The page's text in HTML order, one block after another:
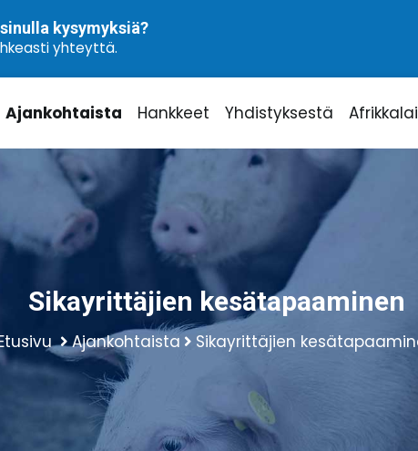
kysymyksiä?
yhteyttä.
Ajankohtaista Hankkeet Yhdistyksestä
Sikayrittäjien kesätapaaminen
Ajankohtaista Sikayrittäjien